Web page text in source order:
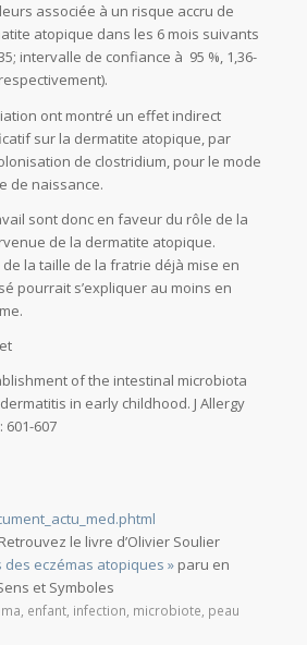
associée à un risque accru de
atopique dans les 6 mois suivants
intervalle de confiance à 95 %, 1,36-
ont montré un effet indirect
sur la dermatite atopique, par
de clostridium, pour le mode
de naissance.
sont donc en faveur du rôle de la
de la dermatite atopique.
la taille de la fratrie déjà mise en
pourrait s’expliquer au moins en
of the intestinal microbiota
in early childhood. J Allergy
601-607
le livre d’Olivier Soulier
eczémas atopiques »paru en
et Symboles
enfant, infection microbiote peau